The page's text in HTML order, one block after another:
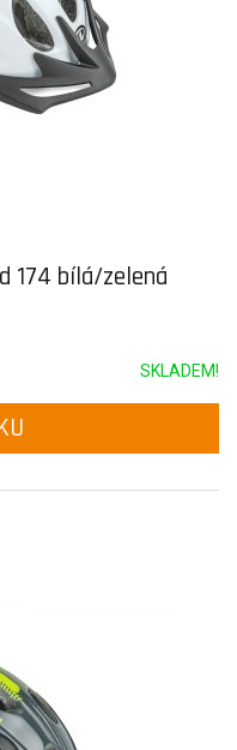
174 bílá/zelená
SKLADEM!